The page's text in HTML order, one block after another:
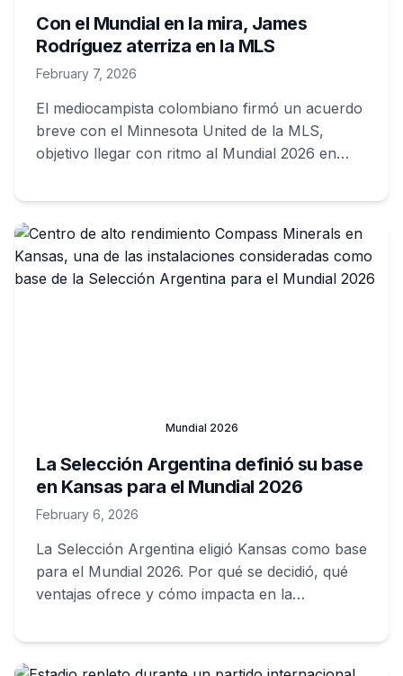
Con el Mundial en la mira, James
Rodríguez aterriza en la MLS
February 7, 2026
El mediocampista colombiano firmó un acuerdo
breve con el Minnesota United de la MLS,
objetivo llegar con ritmo al Mundial 2026 en
Mundial 2026
La Selección Argentina definió su base
en Kansas para el Mundial 2026
February 6, 2026
La Selección Argentina eligió Kansas como base
para el Mundial 2026. Por qué se decidió, qué
ventajas ofrece y cómo impacta en la